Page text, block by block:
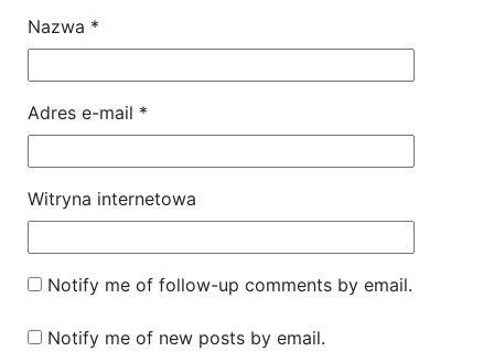
Nazwa *
Adres e-mail *
Witryna internetowa
Notify me of follow-up comments by email.
Notify me of new posts by email.